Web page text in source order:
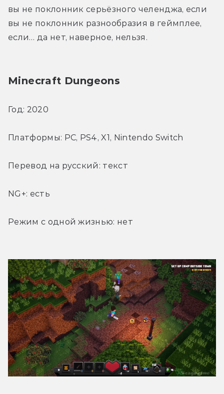
вы не поклонник серьёзного челенджа, если
вы не поклонник разнообразия в геймплее,
если… да нет, наверное, нельзя.
Minecraft Dungeons
Год: 2020
Платформы: PC, PS4, X1, Nintendo Switch
Перевод на русский: текст
NG+: есть
Режим с одной жизнью: нет